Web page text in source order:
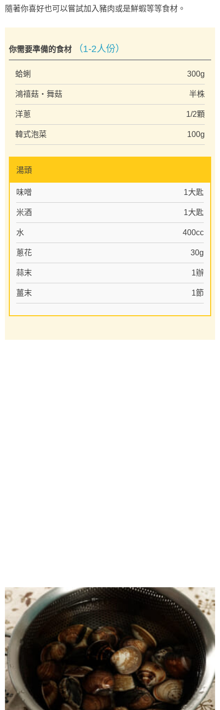
隨著你喜好也可以嘗試加入豬肉或是鮮蝦等等食材。
你需要準備的食材 （1-2人份）
蛤蜊 300g
鴻禧菇・舞菇 半株
洋蔥 1/2顆
韓式泡菜 100g
湯頭
味噌 1大匙
米酒 1大匙
水 400cc
蔥花 30g
蒜末 1辦
薑末 1節